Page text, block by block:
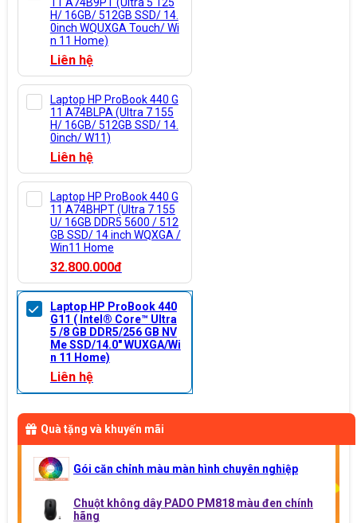
H/ 16GB/ 512GB SSD/ 14.
0inch WQUXGA Touch/ Wi
n 11 Home)
Liên hệ
Laptop HP ProBook 440 G
11 A74BLPA (Ultra 7 155
H/ 16GB/ 512GB SSD/ 14.
0inch/ W11)
Liên hệ
Laptop HP ProBook 440 G
11 A74BHPT (Ultra 7 155
U/ 16GB DDR5 5600 / 512
GB SSD/ 14 inch WQXGA /
Win11 Home
32.800.000đ
Laptop HP ProBook 440
G11 ( Intel® Core™ Ultra
5 /8 GB DDR5/256 GB NV
Me SSD/14.0" WUXGA/Wi
n 11 Home)
Liên hệ
Quà tặng và khuyến mãi
Gói căn chỉnh màu màn hình chuyên nghiệp
Chuột không dây PADO PM818 màu đen chính
hãng